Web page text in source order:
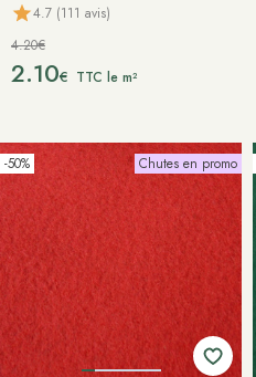
4.7 (111 avis)
4.20€
2.10€ TTC le m²
-50% Chutes en promo